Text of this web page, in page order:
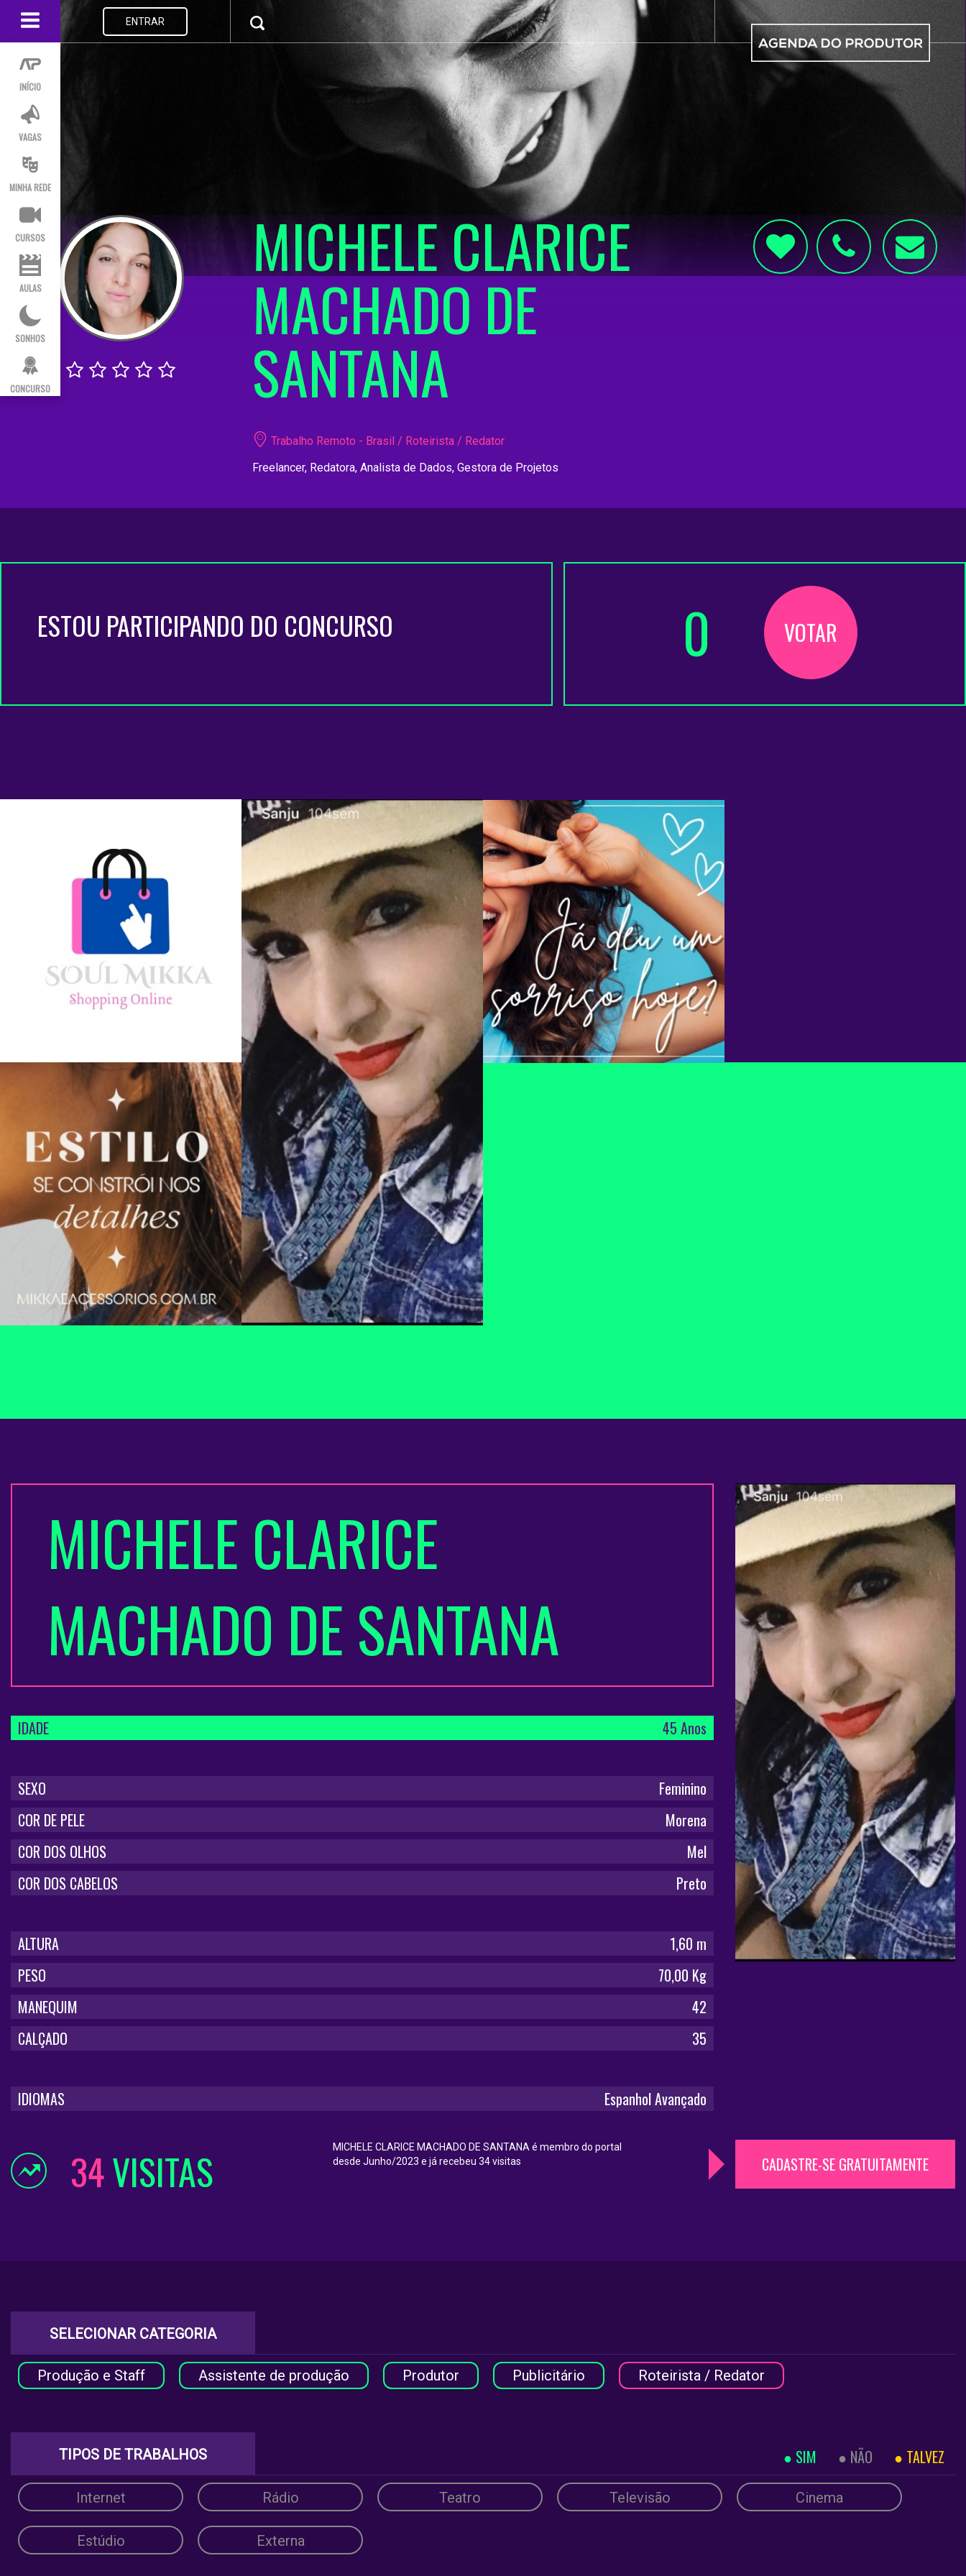
INÍCIO
VAGAS
MINHA REDE
CURSOS
AULAS
SONHOS
CONCURSO
ENTRAR
MICHELE CLARICE
MACHADO DE
SANTANA
Trabalho Remoto - Brasil / Roteirista / Redator
Freelancer, Redatora, Analista de Dados, Gestora de Projetos
ESTOU PARTICIPANDO DO CONCURSO 0 VOTAR
MICHELE CLARICE
MACHADO DE SANTANA
IDADE 45 Anos
SEXO
Feminino
COR DE PELE
Morena
COR DOS OLHOS
Mel
COR DOS CABELOS
Preto
ALTURA
1,60 m
PESO
70,00 Kg
MANEQUIM
42
CALÇADO
35
IDIOMAS Espanhol Avançado
34VISITAS
MICHELE CLARICE MACHADO DE SANTANA é membro do portal
desde Junho/2023 e já recebeu 34 visitas
CADASTRE-SE GRATUITAMENTE
SELECIONAR CATEGORIA
Produção e Staff Assistente de produção Produtor Publicitário Roteirista / Redator
TIPOS DE TRABALHOS SIM NÃO TALVEZ
Internet Rádio Teatro Televisão Cinema
Estúdio Externa